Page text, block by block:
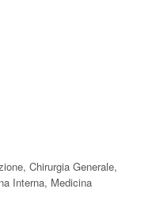
Chirurgia Generale,
Interna, Medicina